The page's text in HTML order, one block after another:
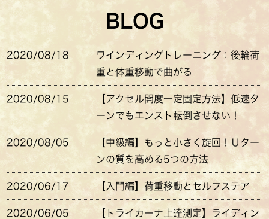
BLOG
2020/08/18
ワインディングトレーニング：後輪荷
重と体重移動で曲がる
2020/08/15
【アクセル開度一定固定方法】低速タ
ーンでもエンスト転倒させない！
2020/08/05
【中級編】もっと小さく旋回！Ｕター
ンの質を高める5つの方法
2020/06/17 【入門編】荷重移動とセルフステア
2020/06/05
【トライカーナ上達測定】ライディン